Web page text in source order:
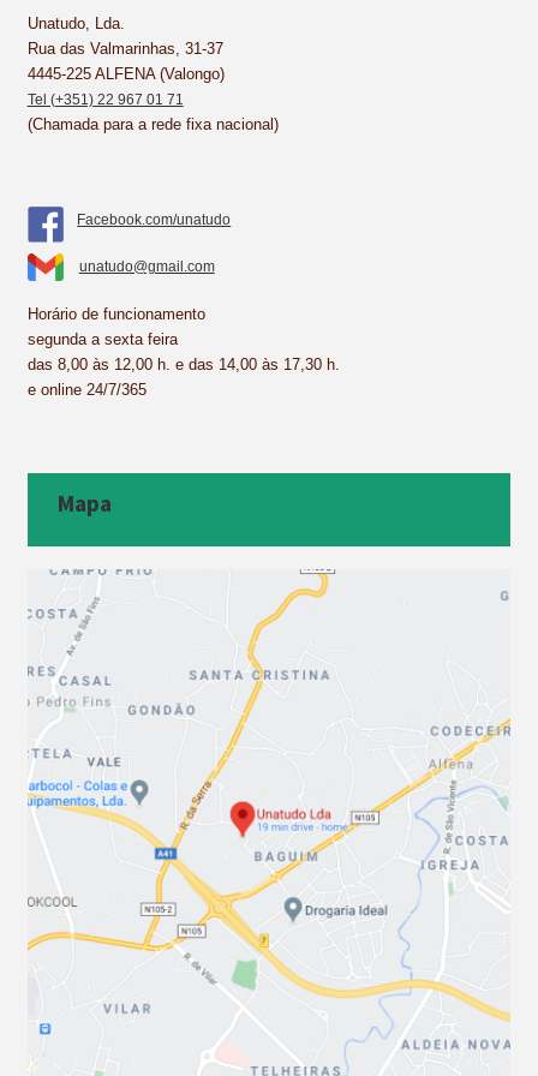
k
s
t
Unatudo, Lda.
Rua das Valmarinhas, 31-37
4445-225 ALFENA (Valongo)
Tel (+351) 22 967 01 71
(Chamada para a rede fixa nacional)
Facebook.com/unatudo
unatudo@gmail.com
Horário de funcionamento
segunda a sexta feira
das 8,00 às 12,00 h. e das 14,00 às 17,30 h.
e online 24/7/365
Mapa